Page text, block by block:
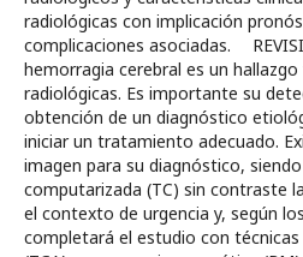
radiológicas con implicación
complicaciones asociadas.
hemorragia cerebral es un
radiológicas. Es importante su
obtención de un diagnóstico
iniciar un tratamiento adecuado.
imagen para su diagnóstico,
computarizada (TC) sin contraste
el contexto de urgencia y, según
completará el estudio con